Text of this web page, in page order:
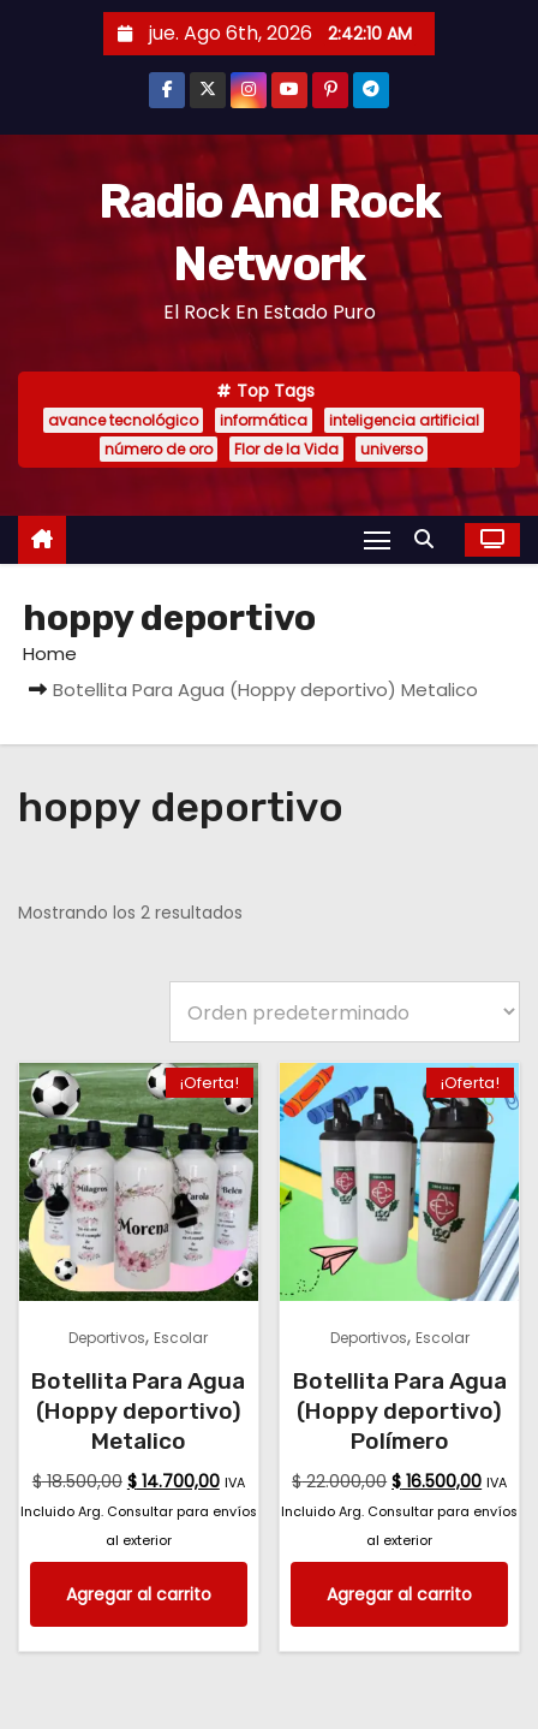
jue. Ago 6th, 2026 2:42:10 AM
Radio And Rock
Network
El Rock En Estado Puro
Top Tags
avance tecnológico informática
inteligencia artificial
número de oro
Flor de la Vida universo
hoppy deportivo
Home
Botellita Para Agua (Hoppy deportivo) Metalico
hoppy deportivo
Mostrando los 2 resultados
¡Oferta!
Deportivos, Escolar
Botellita Para Agua
(Hoppy deportivo)
Metalico
$18.500,00 $14.700,00 IVA
Incluido Arg. Consultar para envíos
al exterior
Agregar al carrito
¡Oferta!
Deportivos, Escolar
Botellita Para Agua
(Hoppy deportivo)
Polímero
$22.000,00 $ 16.500,00 IVA
Incluido Arg. Consultar para envíos
al exterior
Agregar al carrito